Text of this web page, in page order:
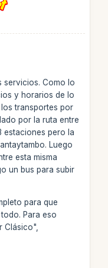
servicios. Como lo
y horarios de lo
transportes por
por la ruta entre
estaciones pero la
Luego
esta misma
un bus para subir
para que
Para eso
Clásico",